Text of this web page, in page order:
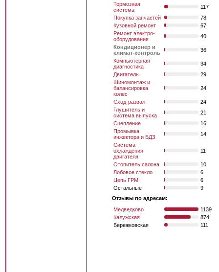
Тормозная
система
117
Покупка запчастей
78
Кузовной ремонт
67
Ремонт электро-
оборудования
40
Кондиционер и
климат-контроль
36
Компьютерная
диагностика
34
Двигатель
29
Шиномонтаж и
балансировка
колес
24
Сход-развал
24
Глушитель и
система выпуска
21
Сцепление
16
Промывка
инжектора и БДЗ
14
Система
охлаждения
двигателя
11
Отопитель салона
10
Лобовое стекло
6
Цепь ГРМ
6
Остальные
9
Отзывы по адресам:
Медведково
1139
Калужская
874
Бережковская
111